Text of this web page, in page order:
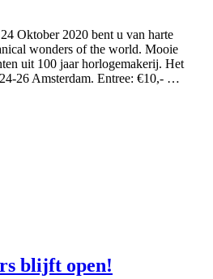
Oktober 2020 bent u van harte
wonders of the world. Mooie
uit 100 jaar horlogemakerij. Het
26 Amsterdam. Entree: €10,- …
blijft open!